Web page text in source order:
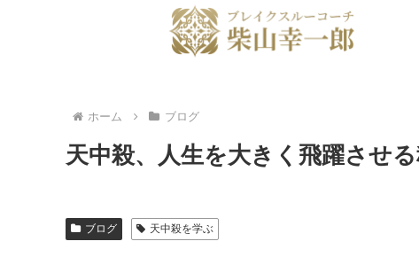
ホーム ブログ
天中殺、人生を大きく飛躍させ
ブログ 天中殺を学ぶ